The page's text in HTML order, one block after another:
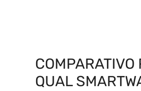
COMPARATIVO
QUAL